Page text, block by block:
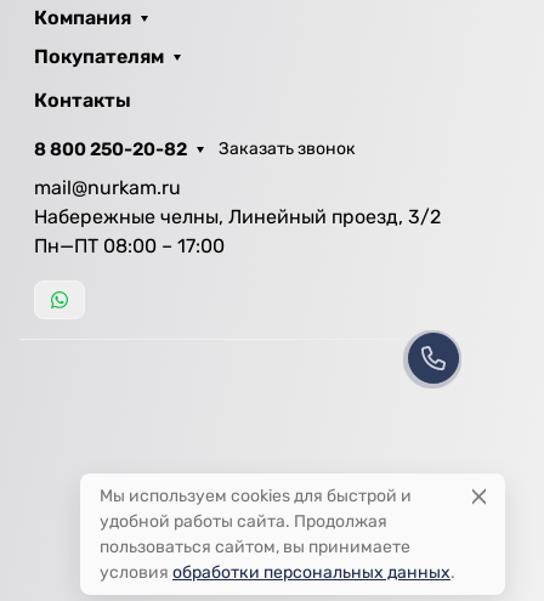
Компания
Покупателям
Контакты
8 800 250-20-82 Заказать звонок
mail@nurkam.ru
Набережные челны, Линейный проезд, 3/2
Пн—ПТ 08:00 – 17:00
Мы используем cookies для быстрой и
удобной работы сайта. Продолжая
пользоваться сайтом, вы принимаете
условия обработки персональных данных.